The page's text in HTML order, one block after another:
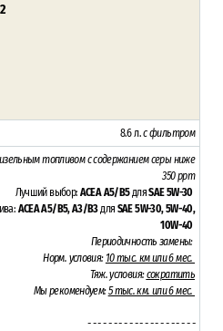
8.6 л.с фильтром
топливом с содержанием серы ниже
350 ppm
Лучший выбор: ACEA A5/B5дляSAE 5W-30
ACEA A5/B5, A3/B3для SAE 5W-30,5W-40,
10W-40
Периодичность замены:
Норм. условия: 10 тыс. км или 6 мес.
Тяж. условия:сократить
Мы рекомендуем:5 тыс. км. или 6 мес.
- - - - - - - - - - - - - - - - - - - - -